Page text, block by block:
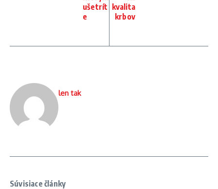
ušetrít
e
kvalita
krbov
len tak
Súvisiace články